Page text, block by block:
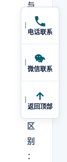
与
统
净
车
的
区
别
：
电话联系
微信联系
返回顶部